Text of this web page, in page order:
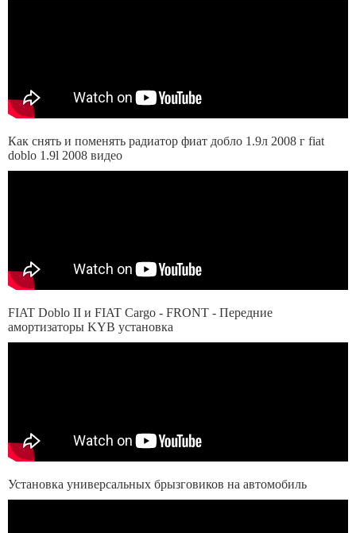
Как снять и поменять радиатор фиат добло 1.9л 2008 г fiat
doblo 1.9l 2008 видео
FIAT Doblo II и FIAT Cargo - FRONT - Передние
амортизаторы KYB установка
Установка универсальных брызговиков на автомобиль